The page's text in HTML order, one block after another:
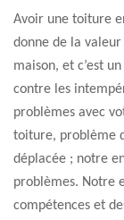
Avoir une toiture
donne de la valeur
maison, et c’est
contre les
problèmes avec
toiture, problème
déplacée ; notre
problèmes. Notre
compétences et